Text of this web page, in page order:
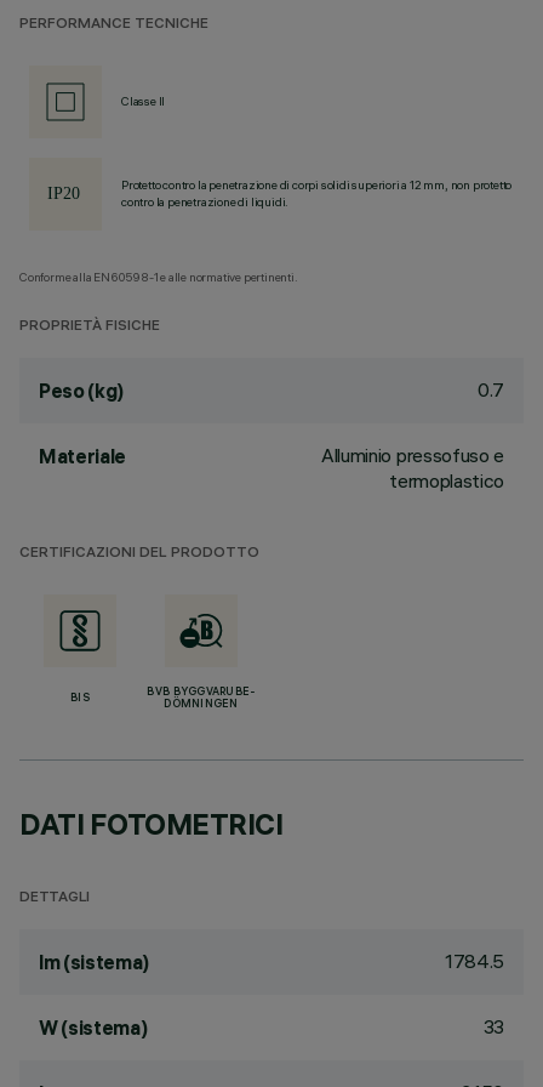
PERFORMANCE TECNICHE
Classe II
Protetto contro la penetrazione di corpi solidi superiori a 12 mm, non protetto
contro la penetrazione di liquidi.
Conforme alla EN60598-1 e alle normative pertinenti.
PROPRIETÀ FISICHE
Peso (kg) 0.7
Materiale
Alluminio pressofuso e
termoplastico
CERTIFICAZIONI DEL PRODOTTO
BIS
BVB BYGGVARUBE-
DÖMNINGEN
DATI FOTOMETRICI
DETTAGLI
lm (sistema) 1784.5
W (sistema) 33